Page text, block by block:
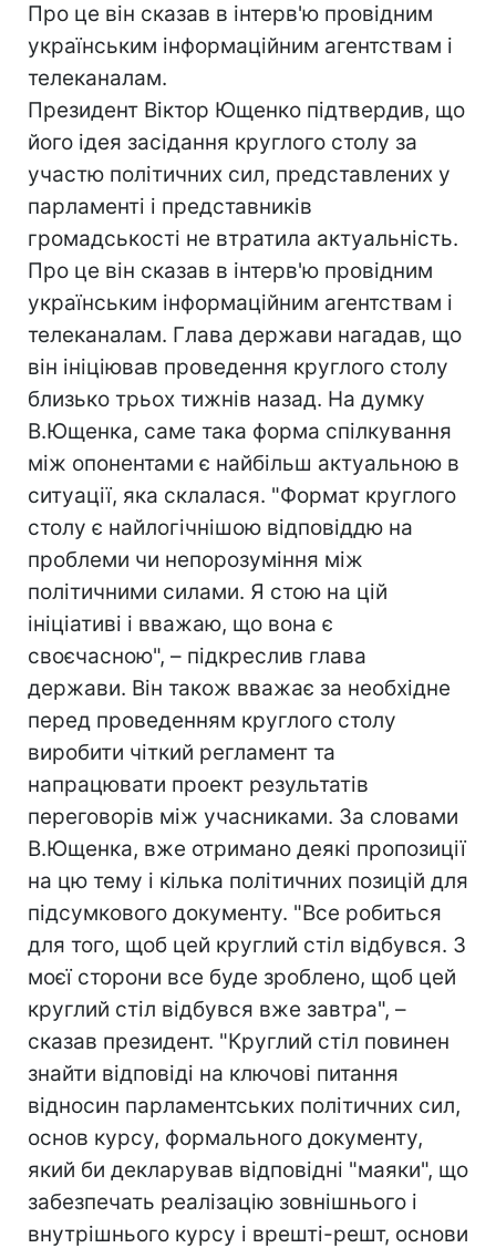
Про це він сказав в інтерв'ю провідним
українським інформаційним агентствам і
телеканалам.
Президент Віктор Ющенко підтвердив, що
його ідея засідання круглого столу за
участю політичних сил, представлених у
парламенті і представників
громадськості не втратила актуальність.
Про це він сказав в інтерв'ю провідним
українським інформаційним агентствам і
телеканалам. Глава держави нагадав, що
він ініціював проведення круглого столу
близько трьох тижнів назад. На думку
В.Ющенка, саме така форма спілкування
між опонентами є найбільш актуальною в
ситуації, яка склалася. "Формат круглого
столу є найлогічнішою відповіддю на
проблеми чи непорозуміння між
політичними силами. Я стою на цій
ініціативі і вважаю, що вона є
своєчасною", – підкреслив глава
держави. Він також вважає за необхідне
перед проведенням круглого столу
виробити чіткий регламент та
напрацювати проект результатів
переговорів між учасниками. За словами
В.Ющенка, вже отримано деякі пропозиції
на цю тему і кілька політичних позицій для
підсумкового документу. "Все робиться
для того, щоб цей круглий стіл відбувся. З
моєї сторони все буде зроблено, щоб цей
круглий стіл відбувся вже завтра", –
сказав президент. "Круглий стіл повинен
знайти відповіді на ключові питання
відносин парламентських політичних сил,
основ курсу, формального документу,
який би декларував відповідні "маяки", що
забезпечать реалізацію зовнішнього і
внутрішнього курсу і врешті-решт, основи